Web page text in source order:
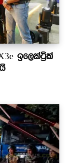
ඉලෙක්ට්‍රික්